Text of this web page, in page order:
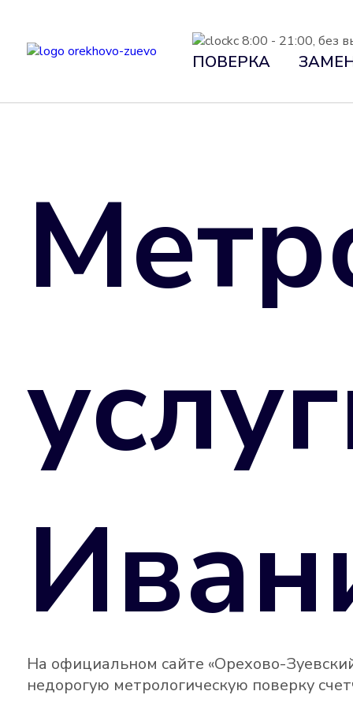
с 8:00 - 21:00, без
ПОВЕРКА
На официальном сайте «Орехово-
недорогую метрологическую поверку